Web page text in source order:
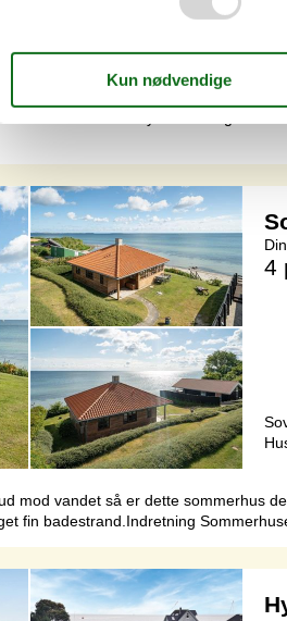
i første række til Dinestrup
Her kan du nyde feriedage i
4
mod vandet så er dette sommerhus
fin badestrand.Indretning